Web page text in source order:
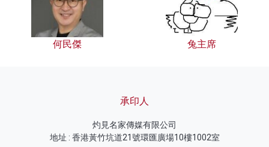
何民傑 兔主席
承印人
灼見名家傳媒有限公司
地址 : 香港黃竹坑道21號環匯廣場10樓1002室